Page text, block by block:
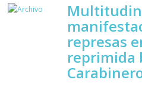
represas
reprimida